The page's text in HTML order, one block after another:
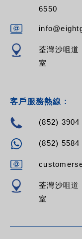
6550
荃灣沙咀
室
客戶服務熱線 :
(852) 3904
(852) 5584
荃灣沙咀
室